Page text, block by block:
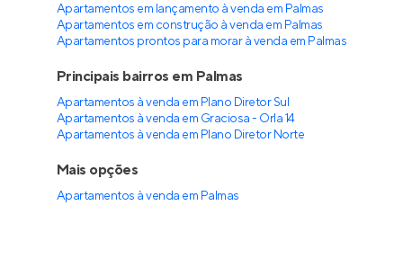
Apartamentos em lançamento à venda em Palmas
Apartamentos em construção à venda em Palmas
Apartamentos prontos para morar à venda em Palmas
Principais bairros em Palmas
Apartamentos à venda em Plano Diretor Sul
Apartamentos à venda em Graciosa - Orla 14
Apartamentos à venda em Plano Diretor Norte
Mais opções
Apartamentos à venda em Palmas